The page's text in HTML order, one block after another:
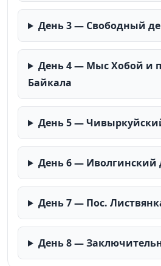
День 3 — Свободный
День 4 — Мыс Хобой и
Байкала
День 5 —
День 6 — Иволгинский
День 7 — Пос.
День 8 —